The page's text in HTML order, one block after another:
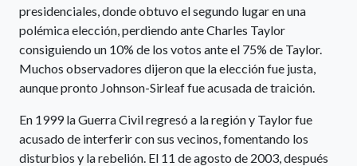
presidenciales, donde obtuvo el segundo lugar en una
polémica elección, perdiendo ante Charles Taylor
consiguiendo un 10% de los votos ante el 75% de Taylor.
Muchos observadores dijeron que la elección fue justa,
aunque pronto Johnson-Sirleaf fue acusada de traición.
En 1999 la Guerra Civil regresó a la región y Taylor fue
acusado de interferir con sus vecinos, fomentando los
disturbios y la rebelión. El 11 de agosto de 2003, después